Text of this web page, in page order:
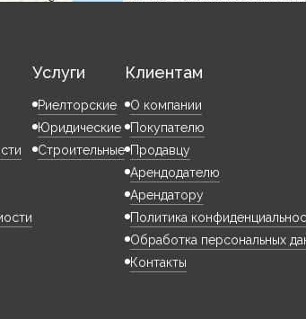
Услуги
Риелторские
Юридические
Строительные
Клиентам
О компании
Покупателю
Продавцу
Арендодателю
Арендатору
Политика
Обработка персональных
Контакты